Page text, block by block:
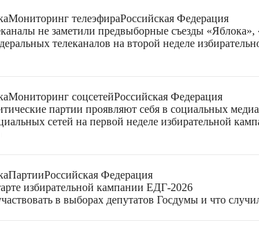
Мониторинг телеэфираРоссийская Федерация
не заметили предвыборные съезды
телеканалов на второй неделе
Мониторинг соцсетейРоссийская Федерация
партии проявляют себя в социальных
сетей на первой неделе избирательной
ПартииРоссийская Федерация
избирательной кампании ЕДГ-2026
в выборах депутатов Госдумы и что